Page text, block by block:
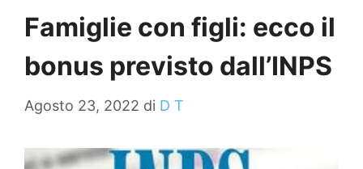
Famiglie con figli: ecco il
bonus previsto dall’INPS
Agosto 23, 2022 di D T